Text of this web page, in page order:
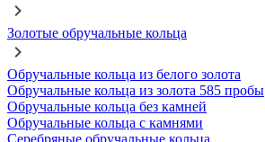
Золотые обручальные кольца
Обручальные кольца из белого золота
Обручальные кольца из золота 585 пробы
Обручальные кольца без камней
Обручальные кольца с камнями
Серебряные обручальные кольца